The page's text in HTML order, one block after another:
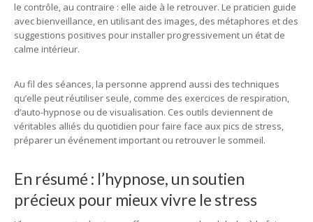
le contrôle, au contraire : elle aide à le retrouver. Le praticien guide
avec bienveillance, en utilisant des images, des métaphores et des
suggestions positives pour installer progressivement un état de
calme intérieur.
Au fil des séances, la personne apprend aussi des techniques
qu’elle peut réutiliser seule, comme des exercices de respiration,
d’auto-hypnose ou de visualisation. Ces outils deviennent de
véritables alliés du quotidien pour faire face aux pics de stress,
préparer un événement important ou retrouver le sommeil.
En résumé : l’hypnose, un soutien
précieux pour mieux vivre le stress